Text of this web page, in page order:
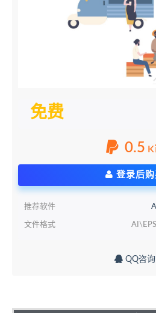
免费
0.5
登录后购
推荐软件
文件格式
QQ咨询